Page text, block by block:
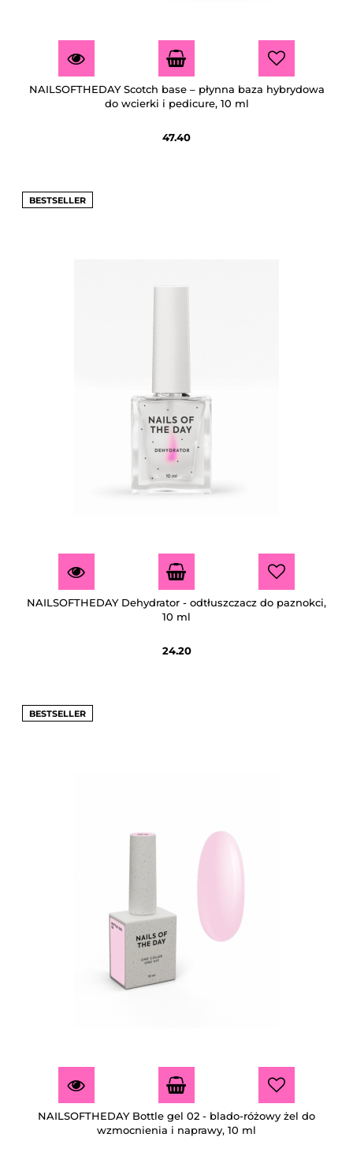
NAILSOFTHEDAY Scotch base – płynna baza hybrydowa
do wcierki i pedicure, 10 ml
47.40
BESTSELLER
NAILSOFTHEDAY Dehydrator - odtłuszczacz do paznokci,
10 ml
24.20
BESTSELLER
NAILSOFTHEDAY Bottle gel 02 - blado-różowy żel do
wzmocnienia i naprawy, 10 ml